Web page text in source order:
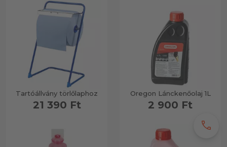
Tartóállvány törlőlaphoz
21 390 Ft
Oregon Lánckenőolaj 1L
2 900 Ft
call